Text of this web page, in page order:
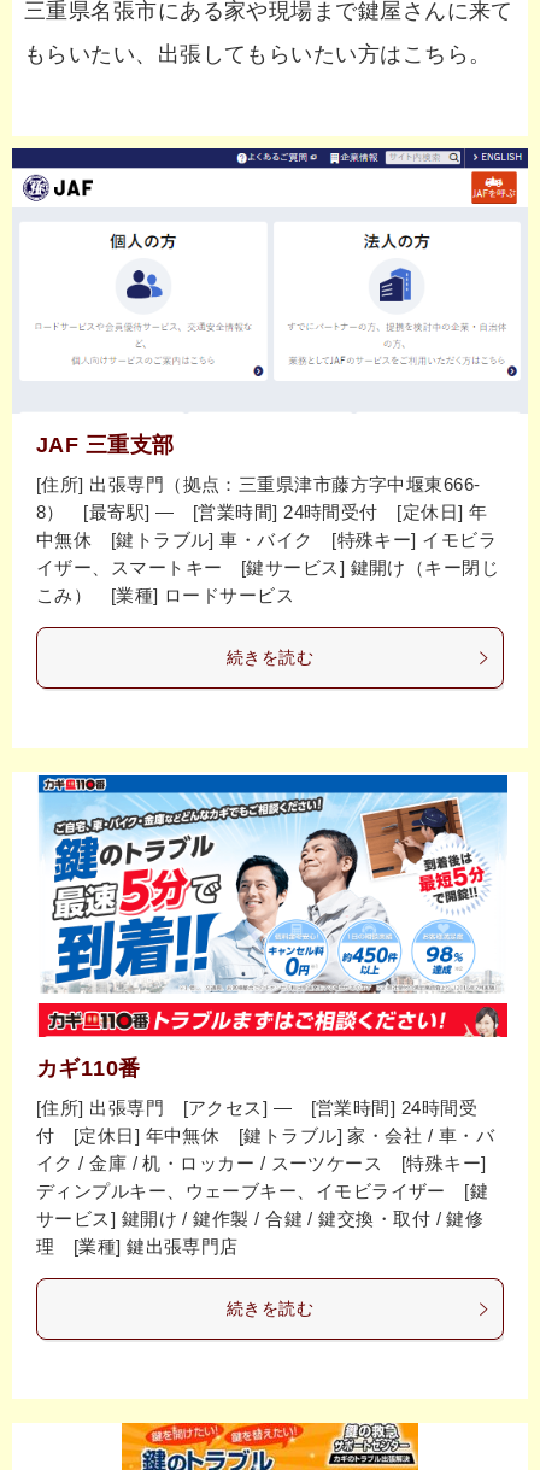
三重県名張市にある家や現場まで鍵屋さんに来て
もらいたい、出張してもらいたい方はこちら。
JAF 三重支部
[住所] 出張専門（拠点：三重県津市藤方字中堰東666-
8） [最寄駅] ― [営業時間] 24時間受付 [定休日] 年
中無休 [鍵トラブル] 車・バイク [特殊キー] イモビラ
イザー、スマートキー [鍵サービス] 鍵開け（キー閉じ
こみ） [業種] ロードサービス
続きを読む
カギ110番
[住所] 出張専門 [アクセス] ― [営業時間] 24時間受
付 [定休日] 年中無休 [鍵トラブル] 家・会社 / 車・バ
イク / 金庫 / 机・ロッカー / スーツケース [特殊キー]
ディンプルキー、ウェーブキー、イモビライザー [鍵
サービス] 鍵開け / 鍵作製 / 合鍵 / 鍵交換・取付 / 鍵修
理 [業種] 鍵出張専門店
続きを読む